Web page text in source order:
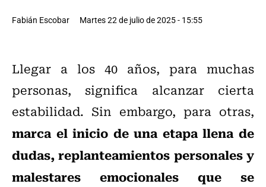
Fabián Escobar Martes 22 de julio de 2025 - 15:55
Llegar a los 40 años, para muchas
personas, significa alcanzar cierta
estabilidad. Sin embargo, para otras,
marca el inicio de una etapa llena de
dudas, replanteamientos personales y
malestares emocionales que se